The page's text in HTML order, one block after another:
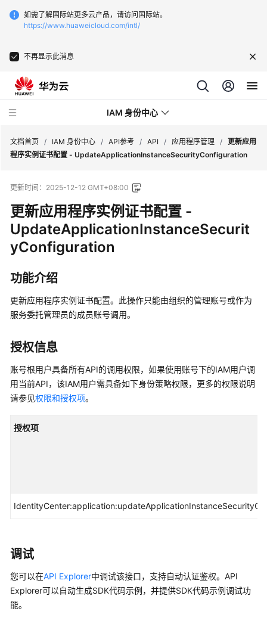
如需了解国际站更多云产品，请访问国际站。
https://www.huaweicloud.com/intl/
不再显示此消息
IAM 身份中心
新
动
态
产
介
绍
快
入
门
用
户
指
用
读
API
概
文档首页 / IAM 身份中心 / API参考 / API / 应用程序管理 / 更新应用
程序实例证书配置 - UpdateApplicationInstanceSecurityConfiguration
更新时间： 2025-12-12 GMT+08:00
更新应用程序实例证书配置 -
UpdateApplicationInstanceSecurit
yConfiguration
功能介绍
更新应用程序实例证书配置。此操作只能由组织的管理账号或作为
服务委托管理员的成员账号调用。
授权信息
账号根用户具备所有API的调用权限，如果使用账号下的IAM用户调
用当前API，该IAM用户需具备如下身份策略权限，更多的权限说明
请参见权限和授权项。
授权项
调试
您可以在API Explorer中调试该接口，支持自动认证鉴权。API
Explorer可以自动生成SDK代码示例，并提供SDK代码示例调试功
能。